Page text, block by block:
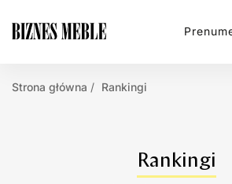
Strona główna Rankingi
Rankingi